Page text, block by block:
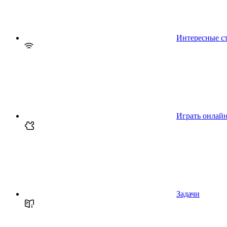
Интересные
Играть онлайн
Задачи